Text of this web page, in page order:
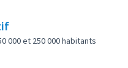
000 et 250 000 habitants